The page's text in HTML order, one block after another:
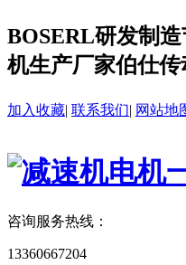
BOSERL研发制
机生产厂家伯仕传
加入收藏| 联系我们| 网站地
咨询服务热线：
13360667204